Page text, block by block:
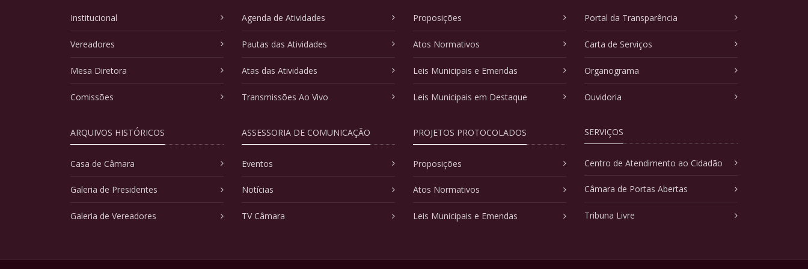
Institucional
Vereadores
Mesa Diretora
Comissões
ARQUIVOS HISTÓRICOS
Casa de Câmara
Galeria de Presidentes
Galeria de Vereadores
Agenda de Atividades
Pautas das Atividades
Atas das Atividades
Transmissões Ao Vivo
ASSESSORIA DE COMUNICAÇÃO
Eventos
Notícias
TV Câmara
Proposições
Atos Normativos
Leis Municipais e Emendas
Leis Municipais em Destaque
PROJETOS PROTOCOLADOS
Proposições
Atos Normativos
Leis Municipais e Emendas
Portal da Transparência
Carta de Serviços
Organograma
Ouvidoria
SERVIÇOS
Centro de Atendimento ao Cidadão
Câmara de Portas Abertas
Tribuna Livre